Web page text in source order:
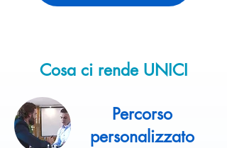
Cosa ci rende UNICI
Percorso
personalizzato